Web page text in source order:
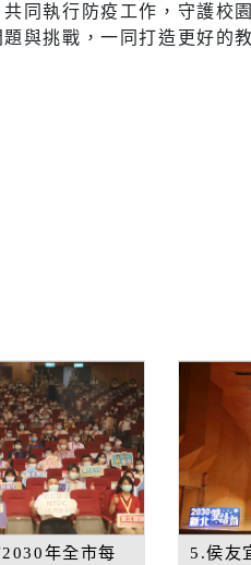
同執行防疫工作，守護校
與挑戰，一同打造更好的
年全市每
5.侯友